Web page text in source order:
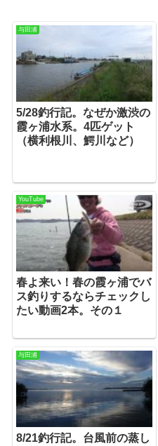
与田浦
5/28釣行記。なぜか激渋の
霞ヶ浦水系。4匹ゲット
（横利根川、鰐川など）
YouTube
春よ来い！春の霞ヶ浦でバ
ス釣りするならチェックし
たい動画2本。その１
与田浦
8/21釣行記。台風前の蒸し